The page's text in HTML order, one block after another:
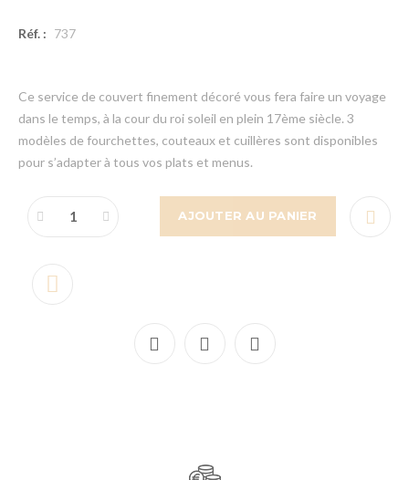
Réf. : 737
Ce service de couvert finement décoré vous fera faire un voyage
dans le temps, à la cour du roi soleil en plein 17ème siècle. 3
modèles de fourchettes, couteaux et cuillères sont disponibles
pour s’adapter à tous vos plats et menus.
AJOUTER AU PANIER